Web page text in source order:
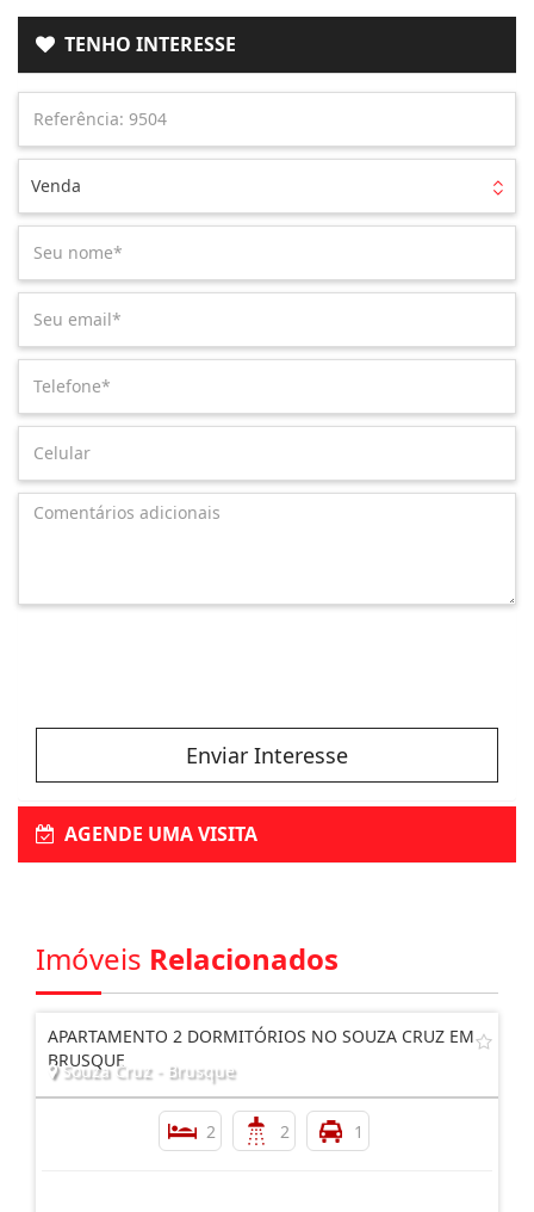
TENHO INTERESSE
Venda
Enviar Interesse
AGENDE UMA VISITA
Imóveis Relacionados
APARTAMENTO 2 DORMITÓRIOS NO SOUZA CRUZ EM
BRUSQUE
Souza Cruz - Brusque
2 2 1